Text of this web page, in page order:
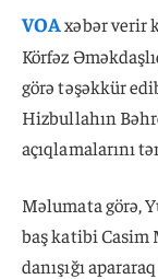
VOAxəbər verir
Körfəz
görə təşəkkür
Hizbullahın
açıqlamalarını
Məlumata görə,
baş katibi Casim
danışığı